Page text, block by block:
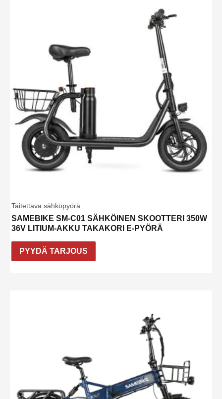
Taitettava sähköpyörä
SAMEBIKE SM-C01 SÄHKÖINEN SKOOTTERI 350W
36V LITIUM-AKKU TAKAKORI E-PYÖRÄ
PYYDÄ TARJOUS